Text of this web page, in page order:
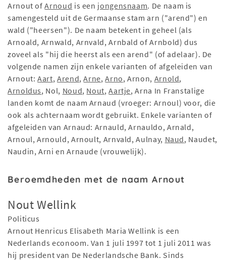
Arnout ofArnoud is een jongensnaam. De naam is
samengesteld uit de Germaanse stam arn ("arend") en
wald ("heersen"). De naam betekent in geheel (als
Arnoald, Arnwald, Arnvald, Arnbald of Arnbold) dus
zoveel als "hij die heerst als een arend" (of adelaar). De
volgende namen zijn enkele varianten of afgeleiden van
Arnout:Aart, Arend,Arne,Arno, Arnon, Arnold,
Arnoldus, Nol, Noud, Nout,Aartje, Arna In Franstalige
landen komt de naam Arnaud (vroeger: Arnoul) voor, die
ook als achternaam wordt gebruikt. Enkele varianten of
afgeleiden van Arnaud: Arnauld, Arnauldo, Arnald,
Arnoul, Arnould, Arnoult, Arnvald, Aulnay, Naud, Naudet,
Naudin, Arni en Arnaude (vrouwelijk).
Beroemdheden met de naam Arnout
Nout Wellink
Politicus
Arnout Henricus Elisabeth Maria Wellink is een
Nederlands econoom. Van 1 juli 1997 tot 1 juli 2011 was
hij president van De Nederlandsche Bank. Sinds